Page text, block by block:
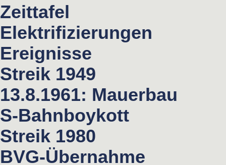
Zeittafel
Elektrifizierungen
Ereignisse
Streik 1949
13.8.1961: Mauerbau
S-Bahnboykott
Streik 1980
BVG-Übernahme